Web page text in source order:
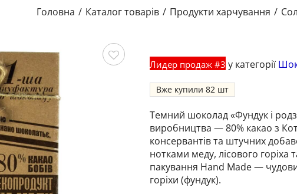
Головна / Каталог товарів / Продукти харчування /
Лидер продаж #3 у категорії
Вже купили 82
Темний шоколад «Фундук і
виробництва — 80% какао з
консервантів та штучних
нотками меду, лісового горіха
пакування Hand Made —
горіхи (фундук).